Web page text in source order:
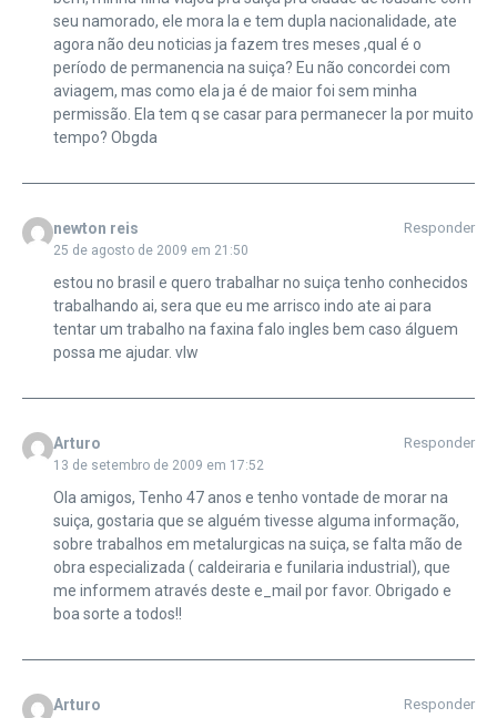
seu namorado, ele mora la e tem dupla nacionalidade, ate
agora não deu noticias ja fazem tres meses ,qual é o
período de permanencia na suiça? Eu não concordei com
aviagem, mas como ela ja é de maior foi sem minha
permissão. Ela tem q se casar para permanecer la por muito
tempo? Obgda
newton reis
25 de agosto de 2009 em 21:50
Responder
estou no brasil e quero trabalhar no suiça tenho conhecidos
trabalhando ai, sera que eu me arrisco indo ate ai para
tentar um trabalho na faxina falo ingles bem caso álguem
possa me ajudar. vlw
Arturo
13 de setembro de 2009 em 17:52
Responder
Ola amigos, Tenho 47 anos e tenho vontade de morar na
suiça, gostaria que se alguém tivesse alguma informação,
sobre trabalhos em metalurgicas na suiça, se falta mão de
obra especializada ( caldeiraria e funilaria industrial), que
me informem através deste e_mail por favor. Obrigado e
boa sorte a todos!!
Arturo Responder